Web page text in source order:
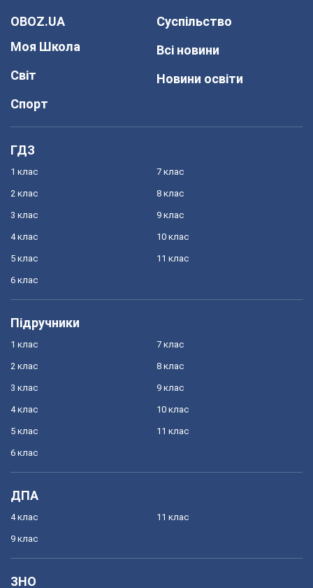
OBOZ.UA
Моя Школа
Світ
Спорт
Суспільство
Всі новини
Новини освіти
ГДЗ
1 клас
2 клас
3 клас
4 клас
5 клас
6 клас
7 клас
8 клас
9 клас
10 клас
11 клас
Підручники
1 клас
2 клас
3 клас
4 клас
5 клас
6 клас
7 клас
8 клас
9 клас
10 клас
11 клас
ДПА
4 клас
9 клас
11 клас
ЗНО